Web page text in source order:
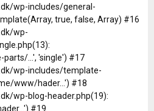
wp-includes/general-
true, false, Array) #16
wp-
...', 'single') #17
wp-includes/template-
www/hader...') #18
wp-blog-header.php(19):
#19